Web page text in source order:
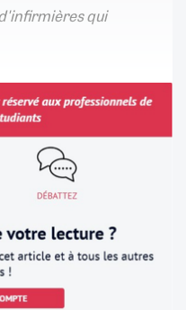
qui